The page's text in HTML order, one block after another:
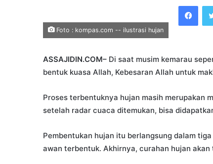
Foto : kompas.com -- ilustrasi hujan
ASSAJIDIN.COM– Di saat musim kemarau
bentuk kuasa Allah, Kebesaran Allah untuk
Proses terbentuknya hujan masih merupakan
setelah radar cuaca ditemukan, bisa
Pembentukan hujan itu berlangsung dalam
awan terbentuk. Akhirnya, curahan hujan akan